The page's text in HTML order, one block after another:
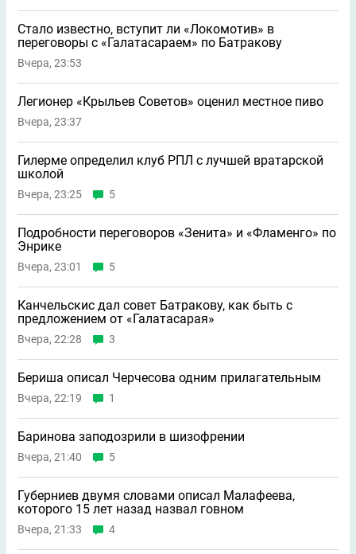
Стало известно, вступит ли «Локомотив» в
переговоры с «Галатасараем» по Батракову
Вчера, 23:53
Легионер «Крыльев Советов» оценил местное пиво
Вчера, 23:37
Гилерме определил клуб РПЛ с лучшей вратарской
школой
Вчера, 23:25 5
Подробности переговоров «Зенита» и «Фламенго» по
Энрике
Вчера, 23:01 5
Канчельскис дал совет Батракову, как быть с
предложением от «Галатасарая»
Вчера, 22:28 3
Бериша описал Черчесова одним прилагательным
Вчера, 22:19 1
Баринова заподозрили в шизофрении
Вчера, 21:40 5
Губерниев двумя словами описал Малафеева,
которого 15 лет назад назвал говном
Вчера, 21:33 4